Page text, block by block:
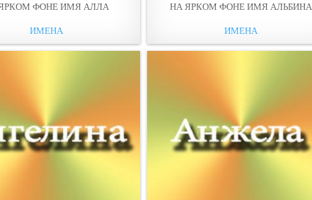
ФОНЕ ИМЯ АЛЛА
ИМЕНА
НА ЯРКОМ ФОНЕ ИМЯ АЛЬБИНА
ИМЕНА